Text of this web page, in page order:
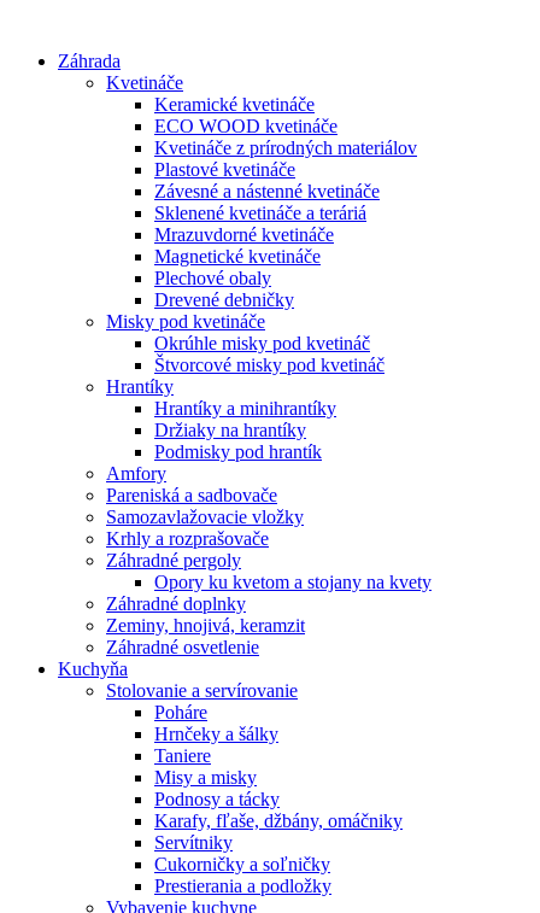
obsah
Záhrada
Kvetináče
Keramické kvetináče
ECO WOOD kvetináče
Kvetináče z prírodných materiálov
Plastové kvetináče
Závesné a nástenné kvetináče
Sklenené kvetináče a teráriá
Mrazuvdorné kvetináče
Magnetické kvetináče
Plechové obaly
Drevené debničky
Misky pod kvetináče
Okrúhle misky pod kvetináč
Štvorcové misky pod kvetináč
Hrantíky
Hrantíky a minihrantíky
Držiaky na hrantíky
Podmisky pod hrantík
Amfory
Pareniská a sadbovače
Samozavlažovacie vložky
Krhly a rozprašovače
Záhradné pergoly
Opory ku kvetom a stojany na kvety
Záhradné doplnky
Zeminy, hnojivá, keramzit
Záhradné osvetlenie
Kuchyňa
Stolovanie a servírovanie
Poháre
Hrnčeky a šálky
Taniere
Misy a misky
Podnosy a tácky
Karafy, fľaše, džbány, omáčniky
Servítniky
Cukorničky a soľničky
Prestierania a podložky
Vybavenie kuchyne